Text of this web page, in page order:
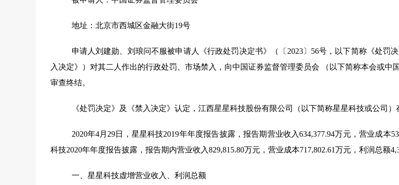
地址： 北京市西城区金融大街19号
申请人刘建勋、刘琅问不服被申请人《行政处罚决定书》（〔 2023〕 56号，以下简称《处罚
入决定》）对其二人作出的行政处罚、市场禁入，向中国证券监督管理委员会 （以下简称本会或
审查终结。
《处罚决定》及《禁入决定》认定，江西星星科技股份有限公司（以下简称星星科技或公司）
2020年4月29日，星星科技2019年年度报告披露，报告期营业收入634,377.94万元，营业成本
科技2020年年度报告披露，报告期内营业收入829,815.80万元，营业成本717,802.61万元，利润总额
一、星星科技虚增营业收入、利润总额